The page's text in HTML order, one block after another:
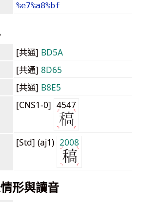
%e7%a8%bf
[共通] BD5A
[共通] 8D65
[共通] B8E5
[CNS1-0] 4547
[Std] (aj1) 2008
形與讀音